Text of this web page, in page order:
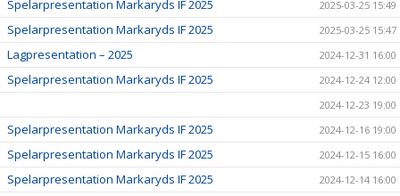
Spelarpresentation Markaryds IF 2025 2025-03-25 15:49
Spelarpresentation Markaryds IF 2025 2025-03-25 15:47
Lagpresentation – 2025 2024-12-31 16:00
Spelarpresentation Markaryds IF 2025
2024-12-24 12:00
2024-12-23 19:00
Spelarpresentation Markaryds IF 2025 2024-12-16 19:00
Spelarpresentation Markaryds IF 2025 2024-12-15 16:00
Spelarpresentation Markaryds IF 2025
2024-12-14 16:00